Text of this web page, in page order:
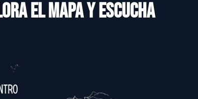
EL MAPA Y ESCUCHA